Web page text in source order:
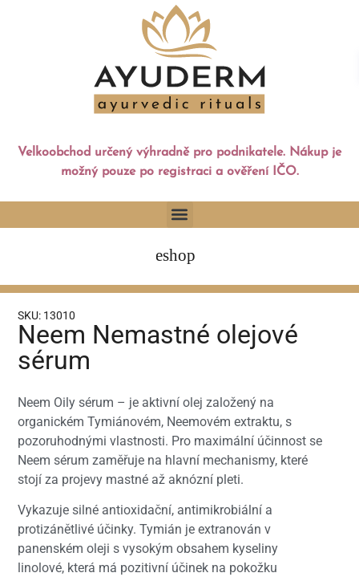
Velkoobchod určený výhradně pro podnikatele. Nákup je
možný pouze po registraci a ověření IČO.
eshop
SKU: 13010
Neem Nemastné olejové
sérum
Neem Oily sérum – je aktivní olej založený na
organickém Tymiánovém, Neemovém extraktu, s
pozoruhodnými vlastnosti. Pro maximální účinnost se
Neem sérum zaměřuje na hlavní mechanismy, které
stojí za projevy mastné až aknózní pleti.
Vykazuje silné antioxidační, antimikrobiální a
protizánětlivé účinky. Tymián je extranován v
panenském oleji s vysokým obsahem kyseliny
linolové, která má pozitivní účinek na pokožku